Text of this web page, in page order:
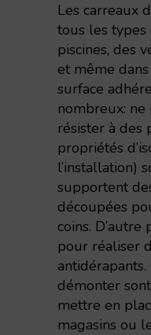
Les carreaux
tous les types
piscines, des
et même
surface
nombreux:
résister à des
propriétés
l’installation)
supportent
découpées
coins.
pour réaliser
démonter
mettre en
magasins ou